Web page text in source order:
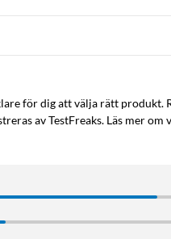
för dig att välja rätt produkt.
av TestFreaks. Läs mer